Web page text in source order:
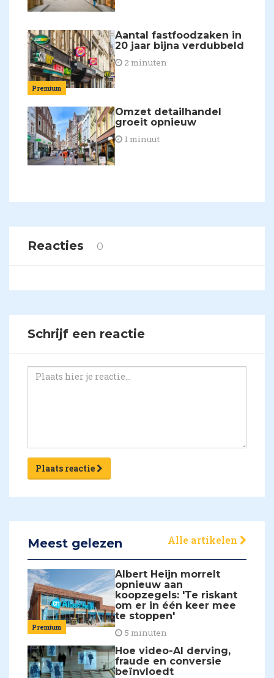
Premium
Aantal fastfoodzaken in
20 jaar bijna verdubbeld
2 minuten
Omzet detailhandel
groeit opnieuw
1 minuut
Reacties 0
Schrijf een reactie
Plaats reactie
Meest gelezen Alle artikelen
Premium
Albert Heijn morrelt
opnieuw aan
koopzegels: 'Te riskant
om er in één keer mee
te stoppen'
5 minuten
Hoe video-AI derving,
fraude en conversie
beïnvloedt